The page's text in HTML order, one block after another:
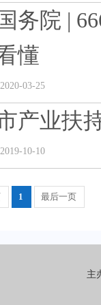
务院 |
懂
03-25
产业扶
10-10
1 最后一页
主